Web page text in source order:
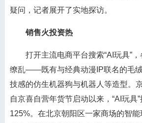
疑问，记者展开了实地探访。
销售火投资热
打开主流电商平台搜索“AI玩具”，
缭乱——既有与经典动漫IP联名的毛
技感的仿生机器狗与机器人等造型。
自京喜自营年货节启动以来，“AI玩具
125%。在北京朝阳区一家商场的智